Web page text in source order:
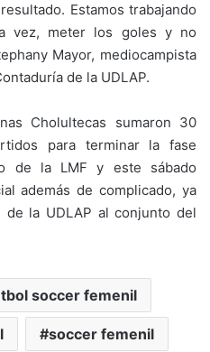
Estamos trabajando
vez, meter los goles y no
Mayor, mediocampista
de la UDLAP.
Cholultecas sumaron 30
para terminar la fase
de la LMF y este sábado
además de complicado, ya
la UDLAP al conjunto del
soccer femenil
soccer femenil